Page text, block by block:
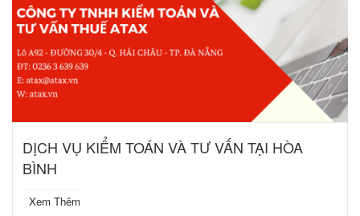
DỊCH VỤ KIỂM TOÁN VÀ TƯ VẤN TẠI HÒA
BÌNH
Xem Thêm